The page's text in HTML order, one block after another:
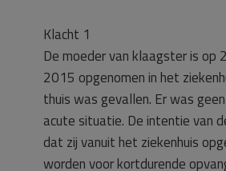
Klacht 1
De moeder van klaagster is op
2015 opgenomen in het
thuis was gevallen. Er was
acute situatie. De intentie van
dat zij vanuit het ziekenhuis
worden voor kortdurende